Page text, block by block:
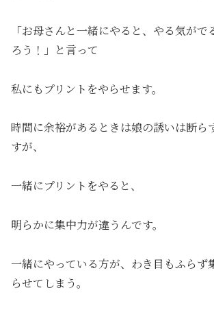
「お母さんと一緒にやると、やる気が
ろう！」と言って
私にもプリントをやらせます。
時間に余裕があるときは娘の誘いは断ら
すが、
一緒にプリントをやると、
明らかに集中力が違うんです。
一緒にやっている方が、わき目もふらず
らせてしまう。